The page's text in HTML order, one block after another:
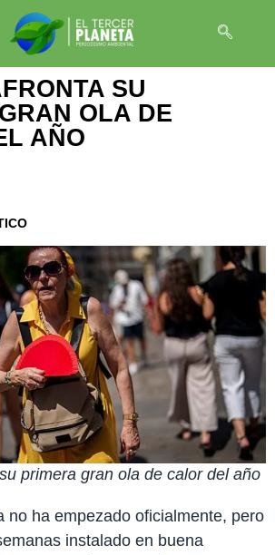
SU
OLA DE
AÑO
primera gran ola de calor del año
no ha empezado oficialmente, pero
instalado en buena